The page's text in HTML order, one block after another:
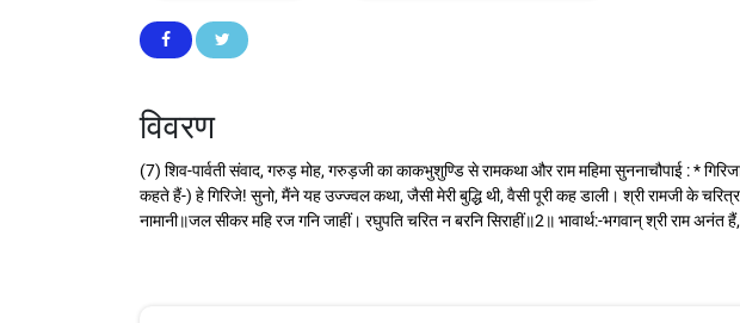
विवरण
(7) शिव-पार्वती संवाद, गरुड़ मोह, गरुड़जी का काकभुशुण्डि से रामकथा और राम महिमा सुननाचौपाई : *
कहते हैं-) हे गिरिजे! सुनो, मैंने यह उज्ज्वल कथा, जैसी मेरी बुद्धि थी, वैसी पूरी कह डाली। श्री रामजी के
नामानी॥जल सीकर महि रज गनि जाहीं। रघुपति चरित न बरनि सिराहीं॥2॥ भावार्थ:-भगवान्‌ श्री राम